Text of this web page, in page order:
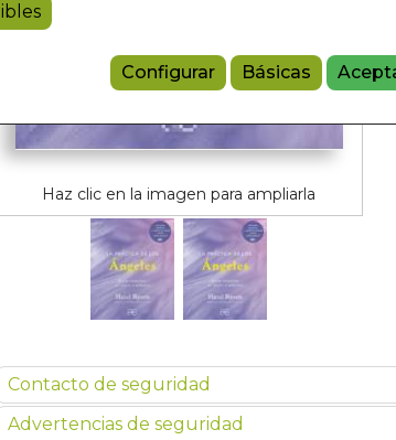
Configurar Básicas
Haz clic en la imagen para ampliarla
Contacto de seguridad
Advertencias de seguridad